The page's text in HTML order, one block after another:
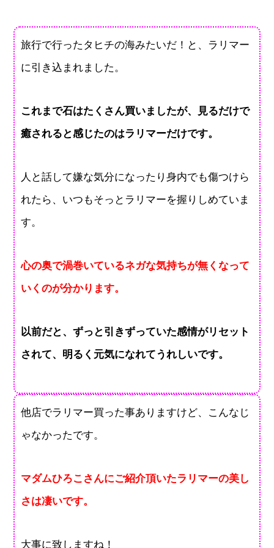
旅行で行ったタヒチの海みたいだ！と、ラリマー
に引き込まれました。
これまで石はたくさん買いましたが、見るだけで
癒されると感じたのはラリマーだけです。
人と話して嫌な気分になったり身内でも傷つけら
れたら、いつもそっとラリマーを握りしめていま
す。
心の奥で渦巻いているネガな気持ちが無くなって
いくのが分かります。
以前だと、ずっと引きずっていた感情がリセット
されて、明るく元気になれてうれしいです。
他店でラリマー買った事ありますけど、こんなじ
ゃなかったです。
マダムひろこさんにご紹介頂いたラリマーの美し
さは凄いです。
大事に致しますね！